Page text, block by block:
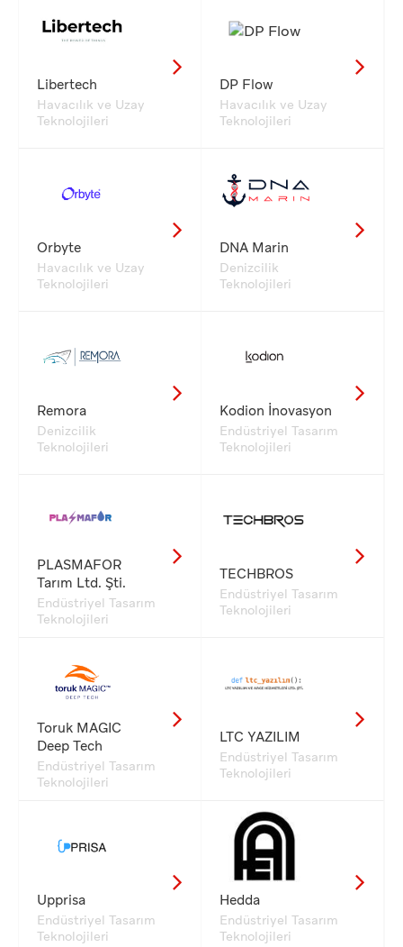
Libertech
Havacılık ve Uzay
Teknolojileri
DP Flow
Havacılık ve Uzay
Teknolojileri
Orbyte
Havacılık ve Uzay
Teknolojileri
DNA Marin
Denizcilik
Teknolojileri
Remora
Denizcilik
Teknolojileri
Kodion İnovasyon
Endüstriyel Tasarım
Teknolojileri
PLASMAFOR
Tarım Ltd. Şti.
Endüstriyel Tasarım
Teknolojileri
TECHBROS
Endüstriyel Tasarım
Teknolojileri
Toruk MAGIC
Deep Tech
Endüstriyel Tasarım
Teknolojileri
LTC YAZILIM
Endüstriyel Tasarım
Teknolojileri
Upprisa
Endüstriyel Tasarım
Teknolojileri
Hedda
Endüstriyel Tasarım
Teknolojileri